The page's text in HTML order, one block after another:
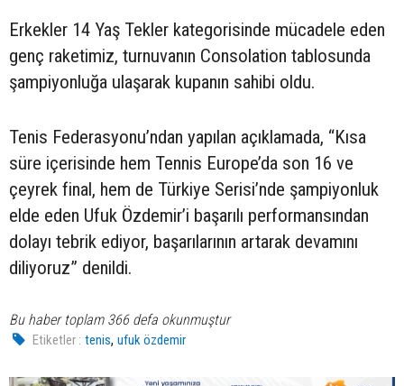
Erkekler 14 Yaş Tekler kategorisinde mücadele eden
genç raketimiz, turnuvanın Consolation tablosunda
şampiyonluğa ulaşarak kupanın sahibi oldu.
Tenis Federasyonu’ndan yapılan açıklamada, “Kısa
süre içerisinde hem Tennis Europe’da son 16 ve
çeyrek final, hem de Türkiye Serisi’nde şampiyonluk
elde eden Ufuk Özdemir’i başarılı performansından
dolayı tebrik ediyor, başarılarının artarak devamını
diliyoruz” denildi.
Bu haber toplam 366 defa okunmuştur
Etiketler : tenis,ufuk özdemir